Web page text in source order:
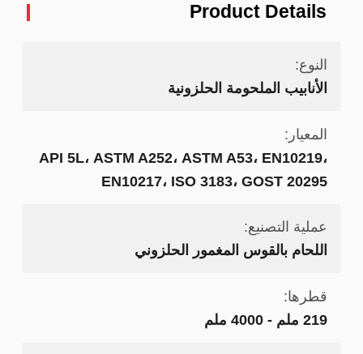
Product Details
النوع:
الأنابيب الملحومة الحلزونية
المعيار:
API 5L، ASTM A252، ASTM A53، EN10219،
EN10217، ISO 3183، GOST 20295
عملية التصنيع:
اللحام بالقوس المغمور الحلزوني
قطرها:
219 ملم - 4000 ملم